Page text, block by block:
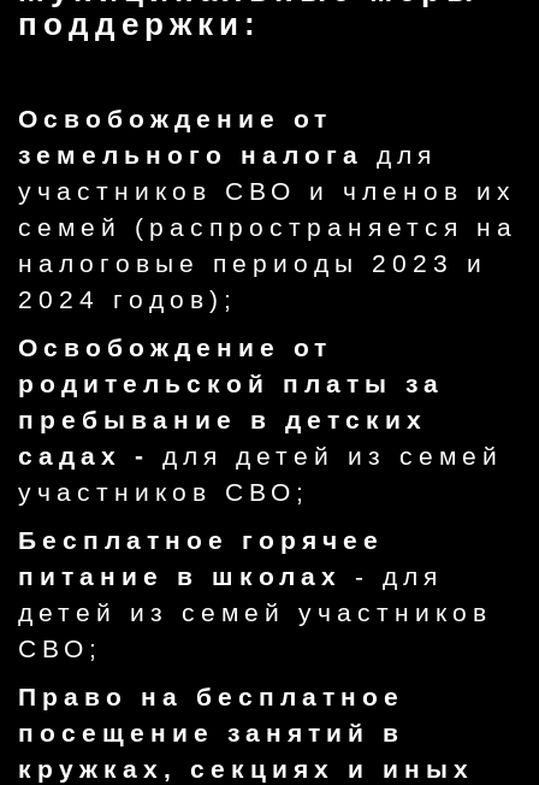
поддержки:
Освобождение от
земельного налога
для
участников СВО и членов их
семей (распространяется на
налоговые периоды 2023 и
2024 годов);
Освобождение от
родительской платы за
пребывание в детских
садах - для детей из семей
участников СВО;
Бесплатное горячее
питание в школах
- для
детей из семей участников
СВО;
Право на бесплатное
посещение занятий в
кружках, секциях и иных